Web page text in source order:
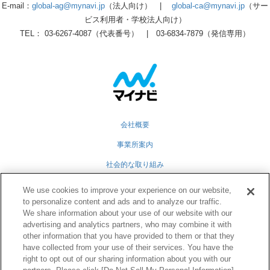
E-mail： global-ag@mynavi.jp （法人向け） | global-ca@mynavi.jp （サー
ビス利用者・学校法人向け）
TEL： 03-6267-4087（代表番号） | 03-6834-7879（発信専用）
会社概要
事業所案内
社会的な取り組み
グループ会社
個人情報保護方針
業務運営規定
We use cookies to improve your experience on our website,
to personalize content and ads and to analyze our traffic.
We share information about your use of our website with our
advertising and analytics partners, who may combine it with
other information that you have provided to them or that they
have collected from your use of their services. You have the
right to opt out of our sharing information about you with our